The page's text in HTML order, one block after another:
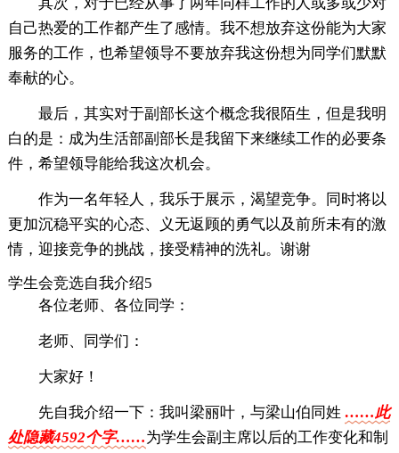
自己热爱的工作都产生了感情。我不想放弃这份能为大家
服务的工作，也希望领导不要放弃我这份想为同学们默默
奉献的心。
最后，其实对于副部长这个概念我很陌生，但是我明
白的是：成为生活部副部长是我留下来继续工作的必要条
件，希望领导能给我这次机会。
作为一名年轻人，我乐于展示，渴望竞争。同时将以
更加沉稳平实的心态、义无返顾的勇气以及前所未有的激
情，迎接竞争的挑战，接受精神的洗礼。谢谢
学生会竞选自我介绍5
各位老师、各位同学：
老师、同学们：
大家好！
先自我介绍一下：我叫梁丽叶，与梁山伯同姓 ……此
处隐藏4592个字……为学生会副主席以后的工作变化和制